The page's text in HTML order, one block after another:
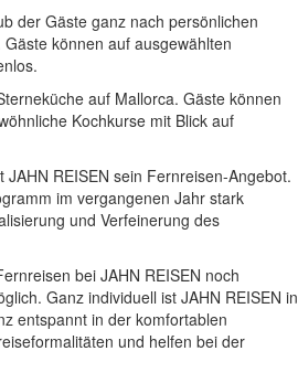
der Gäste ganz nach persönlichen
können auf ausgewählten
auf Mallorca. Gäste können
Kochkurse mit Blick auf
REISEN sein Fernreisen-Angebot.
im vergangenen Jahr stark
und Verfeinerung des
bei JAHN REISEN noch
Ganz individuell ist JAHN REISEN in
entspannt in der komfortablen
und helfen bei der